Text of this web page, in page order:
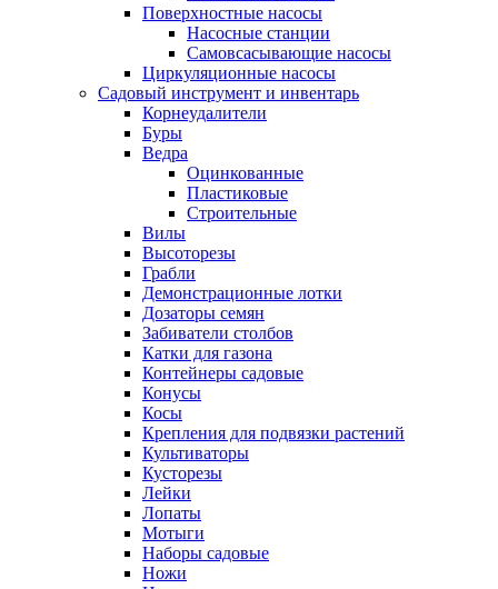
Поверхностные насосы
Насосные станции
Самовсасывающие насосы
Циркуляционные насосы
Садовый инструмент и инвентарь
Корнеудалители
Буры
Ведра
Оцинкованные
Пластиковые
Строительные
Вилы
Высоторезы
Грабли
Демонстрационные лотки
Дозаторы семян
Забиватели столбов
Катки для газона
Контейнеры садовые
Конусы
Косы
Крепления для подвязки растений
Культиваторы
Кусторезы
Лейки
Лопаты
Мотыги
Наборы садовые
Ножи